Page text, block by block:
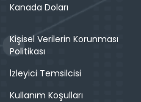
Kanada Doları
Kişisel Verilerin Korunması
Politikası
İzleyici Temsilcisi
Kullanım Koşulları